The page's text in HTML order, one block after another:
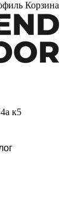
Корзина
к5